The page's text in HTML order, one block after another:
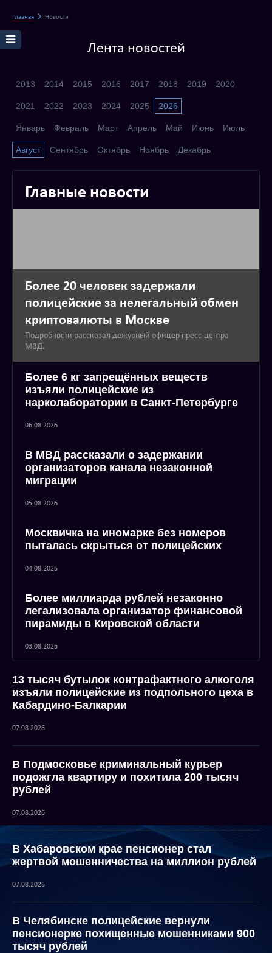
Главная Новости
Лента новостей
2013 2014 2015 2016 2017 2018 2019 2020
2021 2022 2023 2024 2025 2026
Январь Февраль Март Апрель Май Июнь Июль
Август Сентябрь Октябрь Ноябрь Декабрь
Главные новости
Более 20 человек задержали
полицейские за нелегальный обмен
криптовалюты в Москве
Подробности рассказал дежурный офицер пресс-центра
МВД.
Более 6 кг запрещённых веществ
изъяли полицейские из
нарколаборатории в Санкт-Петербурге
06.08.2026
В МВД рассказали о задержании
организаторов канала незаконной
миграции
05.08.2026
Москвичка на иномарке без номеров
пыталась скрыться от полицейских
04.08.2026
Более миллиарда рублей незаконно
легализовала организатор финансовой
пирамиды в Кировской области
03.08.2026
13 тысяч бутылок контрафактного алкоголя
изъяли полицейские из подпольного цеха в
Кабардино-Балкарии
07.08.2026
В Подмосковье криминальный курьер
подожгла квартиру и похитила 200 тысяч
рублей
07.08.2026
В Хабаровском крае пенсионер стал
жертвой мошенничества на миллион рублей
07.08.2026
В Челябинске полицейские вернули
пенсионерке похищенные мошенниками 900
тысяч рублей